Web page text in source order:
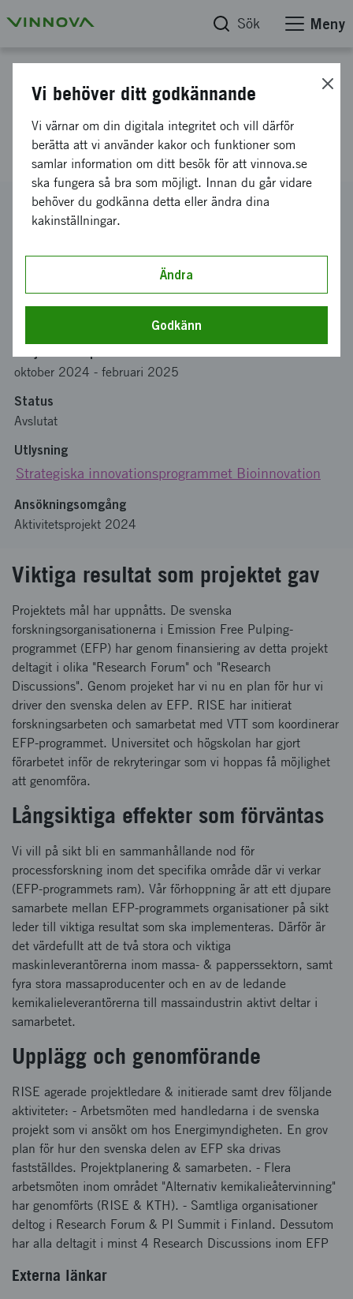
Sök Meny
Inför Emission Free Pulping
(EFP)
Diarienummer
2024-03793
Koordinator
RISE Research Institutes of Sweden AB
Bidrag från Vinnova
oktober 2024 - februari 2025
Status
Avslutat
Utlysning
Strategiska innovationsprogrammet Bioinnovation
Ansökningsomgång
Aktivitetsprojekt 2024
Viktiga resultat som projektet gav
Projektets mål har uppnåtts. De svenska
forskningsorganisationerna i Emission Free Pulping-
programmet (EFP) har genom finansiering av detta projekt
deltagit i olika "Research Forum" och "Research
Discussions". Genom projeket har vi nu en plan för hur vi
driver den svenska delen av EFP. RISE har initierat
forskningsarbeten och samarbetat med VTT som koordinerar
EFP-programmet. Universitet och högskolan har gjort
förarbetet inför de rekryteringar som vi hoppas få möjlighet
att genomföra.
Långsiktiga effekter som förväntas
Vi vill på sikt bli en sammanhållande nod för
processforskning inom det specifika område där vi verkar
(EFP-programmets ram). Vår förhoppning är att ett djupare
samarbete mellan EFP-programmets organisationer på sikt
leder till viktiga resultat som ska implementeras. Därför är
det värdefullt att de två stora och viktiga
maskinleverantörerna inom massa- & papperssektorn, samt
fyra stora massaproducenter och en av de ledande
kemikalieleverantörerna till massaindustrin aktivt deltar i
samarbetet.
Upplägg och genomförande
RISE agerade projektledare & initierade samt drev följande
aktiviteter: - Arbetsmöten med handledarna i de svenska
projekt som vi ansökt om hos Energimyndigheten. En grov
plan för hur den svenska delen av EFP ska drivas
fastställdes. Projektplanering & samarbeten. - Flera
arbetsmöten inom området "Alternativ kemikalieåtervinning"
har genomförts (RISE & KTH). - Samtliga organisationer
deltog i Research Forum & PI Summit i Finland. Dessutom
har alla deltagit i minst 4 Research Discussions inom EFP
Externa länkar
Vi behöver ditt godkännande
Vi värnar om din digitala integritet och vill därför
berätta att vi använder kakor och funktioner som
samlar information om ditt besök för att vinnova.se
ska fungera så bra som möjligt. Innan du går vidare
behöver du godkänna detta eller ändra dina
kakinställningar.
Ändra
Godkänn